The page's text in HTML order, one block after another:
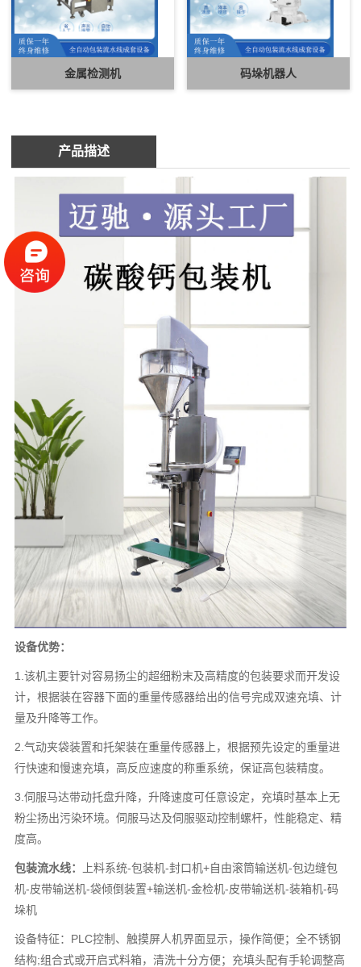
金属检测机 码垛机器人
产品描述
设备优势：
1.该机主要针对容易扬尘的超细粉末及高精度的包装要求而开发设
计，根据装在容器下面的重量传感器给出的信号完成双速充填、计
量及升降等工作。
2.气动夹袋装置和托架装在重量传感器上，根据预先设定的重量进
行快速和慢速充填，高反应速度的称重系统，保证高包装精度。
3.伺服马达带动托盘升降，升降速度可任意设定，充填时基本上无
粉尘扬出污染环境。伺服马达及伺服驱动控制螺杆，性能稳定、精
度高。
包装流水线：
上料系统-包装机-封口机+自由滚筒输送机-包边缝包
机-皮带输送机-袋倾倒装置+输送机-金检机-皮带输送机-装箱机-码
垛机
设备特征：PLC控制、触摸屏人机界面显示，操作简便；全不锈钢
结构;组合式或开启式料箱，清洗十分方便；充填头配有手轮调整高